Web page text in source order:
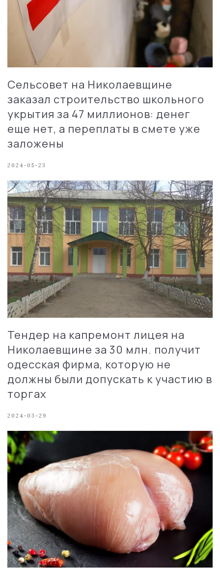
Сельсовет на Николаевщине
заказал строительство школьного
укрытия за 47 миллионов: денег
еще нет, а переплаты в смете уже
заложены
2024-05-23
Тендер на капремонт лицея на
Николаевщине за 30 млн. получит
одесская фирма, которую не
должны были допускать к участию в
торгах
2024-03-29